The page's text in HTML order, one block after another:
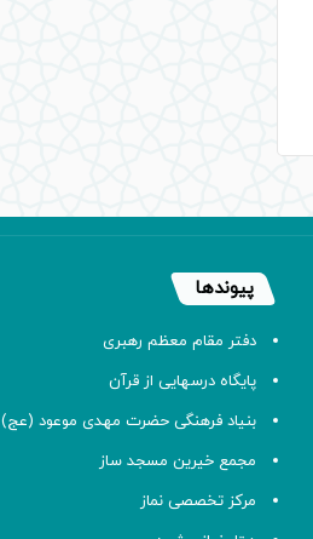
پیوندها
دفتر مقام معظم رهبری
پایگاه درسهایی از قرآن
بنیاد فرهنگی حضرت مهدی موعود (عج)
مجمع خیرین مسجد ساز
مرکز تخصصی نماز